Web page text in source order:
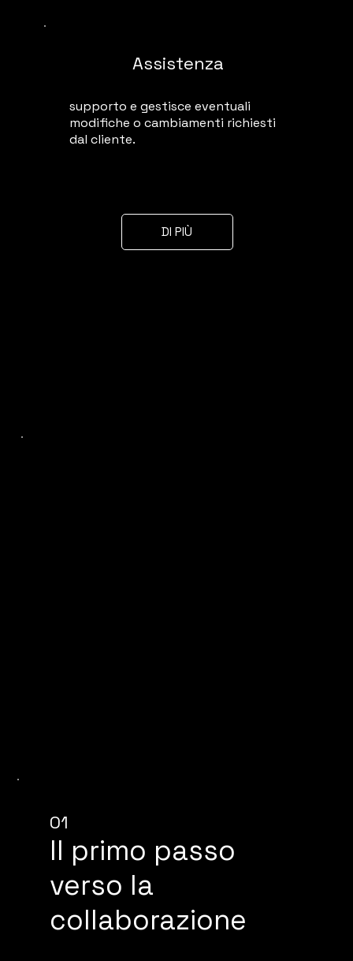
Il primo passo
verso la
collaborazione
01
Assistenza
DI PIÙ
supporto e gestisce eventuali
modifiche o cambiamenti richiesti
dal cliente.